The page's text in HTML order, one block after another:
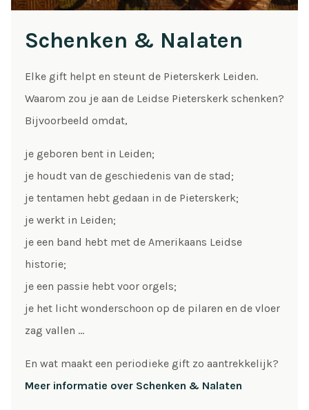
Schenken & Nalaten
Elke gift helpt en steunt de Pieterskerk Leiden.
Waarom zou je aan de Leidse Pieterskerk schenken?
Bijvoorbeeld omdat,
je geboren bent in Leiden;
je houdt van de geschiedenis van de stad;
je tentamen hebt gedaan in de Pieterskerk;
je werkt in Leiden;
je een band hebt met de Amerikaans Leidse
historie;
je een passie hebt voor orgels;
je het licht wonderschoon op de pilaren en de vloer
zag vallen …
En wat maakt een periodieke gift zo aantrekkelijk?
Meer informatie over Schenken & Nalaten